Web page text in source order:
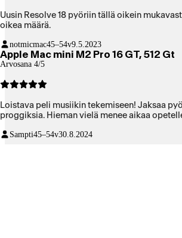
Uusin Resolve 18 pyöriin tällä oikein
oikea määrä.
notmicmac45–54v9.5.2023
Apple Mac mini M2 Pro 16 GT, 512 Gt
Arvosana 4/5
Loistava peli musiikin tekemiseen! Jaksaa
proggiksia. Hieman vielä menee aikaa
Sampti45–54v30.8.2024